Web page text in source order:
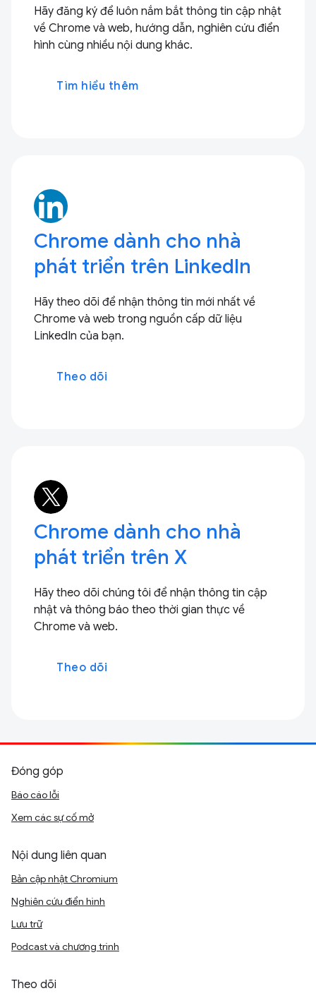
Hãy đăng ký để luôn nắm bắt thông tin cập nhật
về Chrome và web, hướng dẫn, nghiên cứu điển
hình cùng nhiều nội dung khác.
Tìm hiểu thêm
Chrome dành cho nhà
phát triển trên LinkedIn
Hãy theo dõi để nhận thông tin mới nhất về
Chrome và web trong nguồn cấp dữ liệu
LinkedIn của bạn.
Theo dõi
Chrome dành cho nhà
phát triển trên X
Hãy theo dõi chúng tôi để nhận thông tin cập
nhật và thông báo theo thời gian thực về
Chrome và web.
Theo dõi
Đóng góp
Báo cáo lỗi
Xem các sự cố mở
Nội dung liên quan
Bản cập nhật Chromium
Nghiên cứu điển hình
Lưu trữ
Podcast và chương trình
Theo dõi